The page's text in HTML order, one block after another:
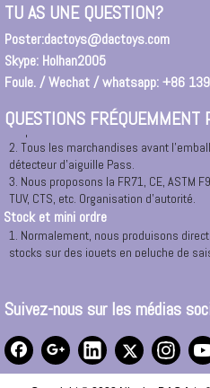
TU AS UNE QUESTION?
Poster:dactoys@dactoys.com
Skype: Holhan2005
Foule. / Wechat / whatsapp: +86
QUESTIONS FRÉQUEMMENT
3. Si vous êtes arrivé Ningbo ou Cixi,
appeler à tout moment, nous
Ou vous pouvez demander un taxi à
Changyang Road, Ningbo.
Certificat de sécurité
respectueux de l'environnement.
2. Tous les marchandises avant
détecteur d'aiguille Pass.
3. Nous proposons la FR71, CE, ASTM
TUV, CTS, etc. Organisation d'autorité.
Stock et mini ordre
1. Normalement, nous produisons
stocks sur des jouets en peluche de
très agréable, veuillez contacter par
de spécialement.Veuillez contacter avec
3 TOP PERSONNALISATION POUR MOULE
OEM et ODM
Suivez-nous sur les médias